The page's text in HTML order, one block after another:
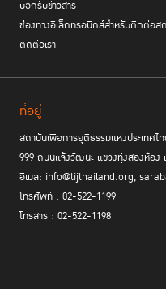
บอกรับข่าวสาร
ช่องทางอิเล็กทรอนิกส์สำหรับติดต่อส
ติดต่อเรา
ที่อยู่
สถาบันเพื่อการยุติธรรมแห่งประเทศไ
999 ถนนแจ้งวัฒนะ แขวงทุ่งสองห้อง
อีเมล: info@tijthailand.org,
โทรศัพท์ : 02-522-1199
โทรสาร : 02-522-1198